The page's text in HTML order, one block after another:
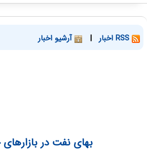
| آرشیو اخبار
بهای نفت در